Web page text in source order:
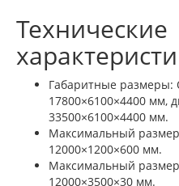
Технические
Габаритные размеры:
17800×6100×4400 мм,
33500×6100×4400 мм.
Максимальный
12000×1200×600 мм.
Максимальный
12000×3500×30 мм.